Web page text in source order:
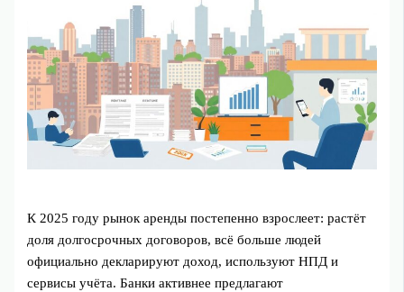
К 2025 году рынок аренды постепенно взрослеет: растёт
доля долгосрочных договоров, всё больше людей
официально декларируют доход, используют НПД и
сервисы учёта. Банки активнее предлагают